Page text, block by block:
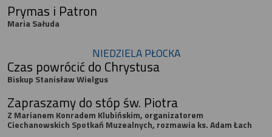
Prymas i Patron
Maria Sałuda
NIEDZIELA PŁOCKA
Czas powrócić do Chrystusa
Biskup Stanisław Wielgus
Zapraszamy do stóp św. Piotra
Z Marianem Konradem Klubińskim, organizatorem
Ciechanowskich Spotkań Muzealnych, rozmawia ks. Adam Łach